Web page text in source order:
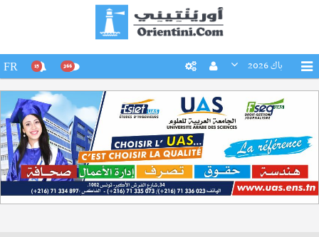
باك 2026 266
15
FR